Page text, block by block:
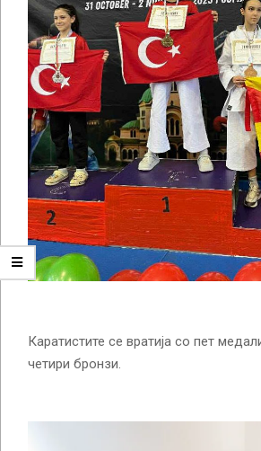
Каратистите се вратија со пет
четири бронзи.